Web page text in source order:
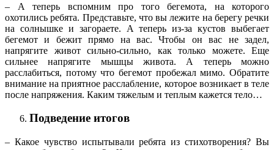
– А теперь вспомним про того бегемота, на которого
охотились ребята. Представьте, что вы лежите на берегу речки
на солнышке и загораете. А теперь из-за кустов выбегает
бегемот и бежит прямо на вас. Чтобы он вас не задел,
напрягите живот сильно-сильно, как только можете. Еще
сильнее напрягите мышцы живота. А теперь можно
расслабиться, потому что бегемот пробежал мимо. Обратите
внимание на приятное расслабление, которое возникает в теле
после напряжения. Каким тяжелым и теплым кажется тело…
Подведение итогов
– Какое чувство испытывали ребята из стихотворения? Вы